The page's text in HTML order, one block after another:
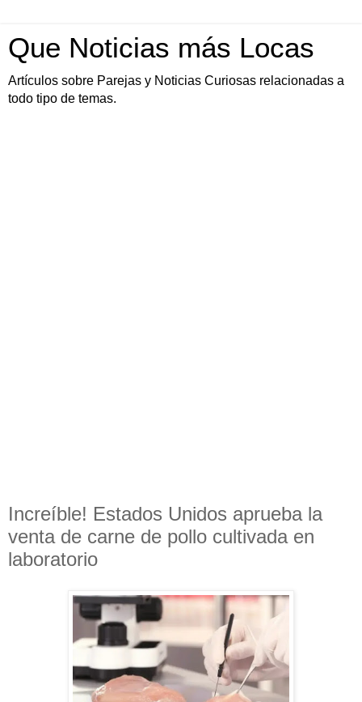
Que Noticias más Locas
Artículos sobre Parejas y Noticias Curiosas relacionadas a
todo tipo de temas.
Increíble! Estados Unidos aprueba la
venta de carne de pollo cultivada en
laboratorio